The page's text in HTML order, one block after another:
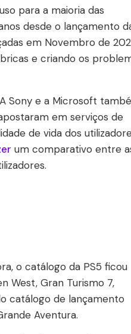
para a maioria das
desde o lançamento
em Novembro de
e criando os
Sony e a Microsoft
em serviços de
de vida dos
um comparativo entre
o catálogo da PS5 ficou
West, Gran Turismo 7,
catálogo de lançamento
Aventura.